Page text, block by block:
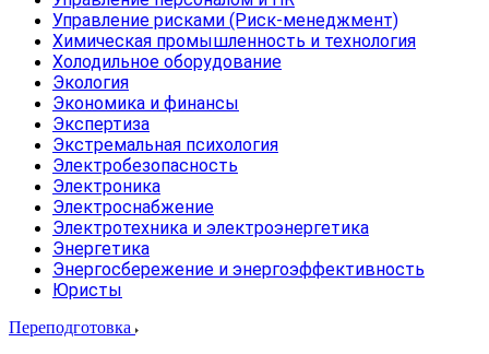
Управление рисками (Риск-менеджмент)
Химическая промышленность и технология
Холодильное оборудование
Экология
Экономика и финансы
Экспертиза
Экстремальная психология
Электробезопасность
Электроника
Электроснабжение
Электротехника и электроэнергетика
Энергетика
Энергосбережение и энергоэффективность
Юристы
Переподготовка